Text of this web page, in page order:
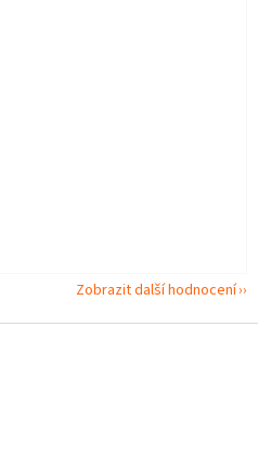
je 5 z 5 hvězdiček.
je 5 z 5 hvězdiček.
Zobrazit další hodnocení